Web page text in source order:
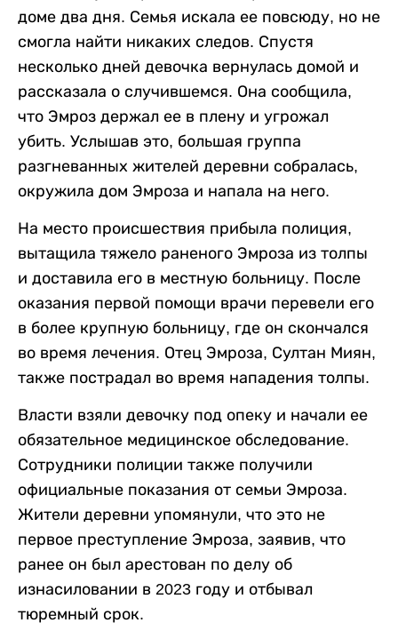
доме два дня. Семья искала ее повсюду, но не
смогла найти никаких следов. Спустя
несколько дней девочка вернулась домой и
рассказала о случившемся. Она сообщила,
что Эмроз держал ее в плену и угрожал
убить. Услышав это, большая группа
разгневанных жителей деревни собралась,
окружила дом Эмроза и напала на него.
На место происшествия прибыла полиция,
вытащила тяжело раненого Эмроза из толпы
и доставила его в местную больницу. После
оказания первой помощи врачи перевели его
в более крупную больницу, где он скончался
во время лечения. Отец Эмроза, Султан Миян,
также пострадал во время нападения толпы.
Власти взяли девочку под опеку и начали ее
обязательное медицинское обследование.
Сотрудники полиции также получили
официальные показания от семьи Эмроза.
Жители деревни упомянули, что это не
первое преступление Эмроза, заявив, что
ранее он был арестован по делу об
изнасиловании в 2023 году и отбывал
тюремный срок.